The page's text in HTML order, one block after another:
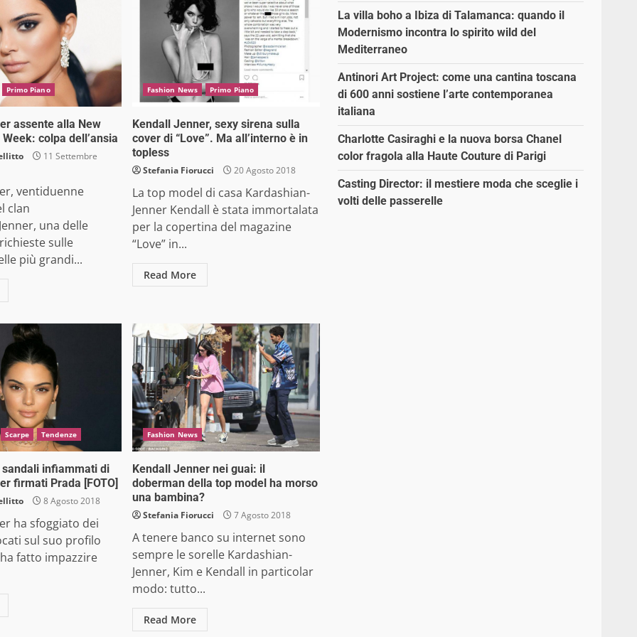
Primo Piano
assente alla New
colpa dell’ansia
11 Settembre
ventiduenne
clan
una delle
sulle
più grandi...
Fashion News Primo Piano
Kendall Jenner, sexy sirena sulla
cover di “Love”. Ma all’interno è in
topless
Stefania Fiorucci 20 Agosto 2018
La top model di casa Kardashian-
Jenner Kendall è stata immortalata
per la copertina del magazine
“Love” in...
Read More
Scarpe Tendenze
infiammati di
firmati Prada [FOTO]
8 Agosto 2018
ha sfoggiato dei
sul suo profilo
fatto impazzire
Fashion News
Kendall Jenner nei guai: il
doberman della top model ha morso
una bambina?
Stefania Fiorucci 7 Agosto 2018
A tenere banco su internet sono
sempre le sorelle Kardashian-
Jenner, Kim e Kendall in particolar
modo: tutto...
Read More
La villa boho a Ibiza di Talamanca: quando il
Modernismo incontra lo spirito wild del
Mediterraneo
Antinori Art Project: come una cantina toscana
di 600 anni sostiene l’arte contemporanea
italiana
Charlotte Casiraghi e la nuova borsa Chanel
color fragola alla Haute Couture di Parigi
Casting Director: il mestiere moda che sceglie i
volti delle passerelle